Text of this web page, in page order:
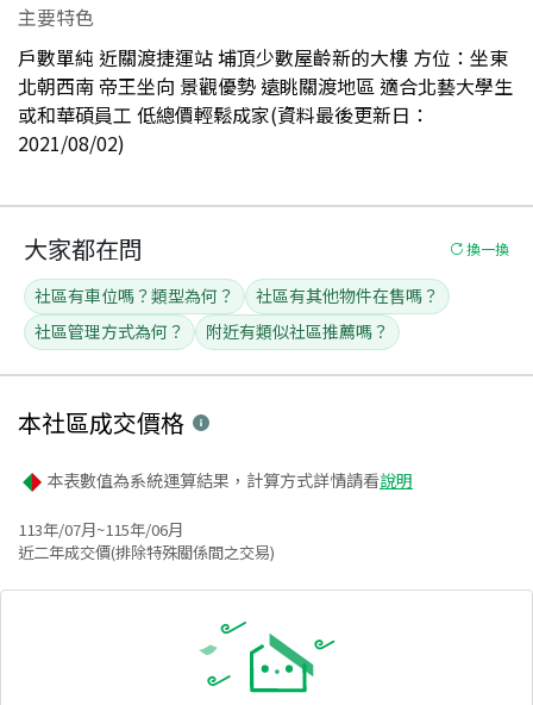
主要特色
戶數單純 近關渡捷運站 埔頂少數屋齡新的大樓 方位：坐東
北朝西南 帝王坐向 景觀優勢 遠眺關渡地區 適合北藝大學生
或和華碩員工 低總價輕鬆成家(資料最後更新日：
2021/08/02)
大家都在問 換一換
社區有車位嗎？類型為何？
社區有其他物件在售嗎？
社區管理方式為何？
附近有類似社區推薦嗎？
本社區成交價格
本表數值為系統運算結果，計算方式詳情請看說明
113年/07月~115年/06月
近二年成交價(排除特殊關係間之交易)